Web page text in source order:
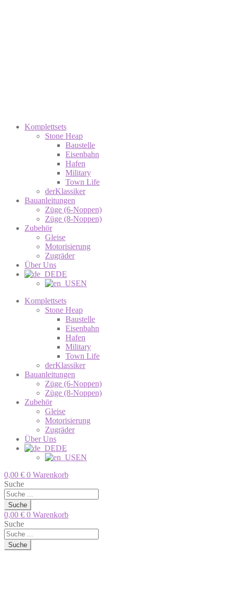
Komplettsets
Stone Heap
Baustelle
Eisenbahn
Hafen
Military
Town Life
derKlassiker
Bauanleitungen
Züge (6-Noppen)
Züge (8-Noppen)
Zubehör
Gleise
Motorisierung
Zugräder
Über Uns
DE
EN
Komplettsets
Stone Heap
Baustelle
Eisenbahn
Hafen
Military
Town Life
derKlassiker
Bauanleitungen
Züge (6-Noppen)
Züge (8-Noppen)
Zubehör
Gleise
Motorisierung
Zugräder
Über Uns
DE
EN
0,00 € 0 Warenkorb
Suche
Suche
0,00 € 0 Warenkorb
Suche
Suche